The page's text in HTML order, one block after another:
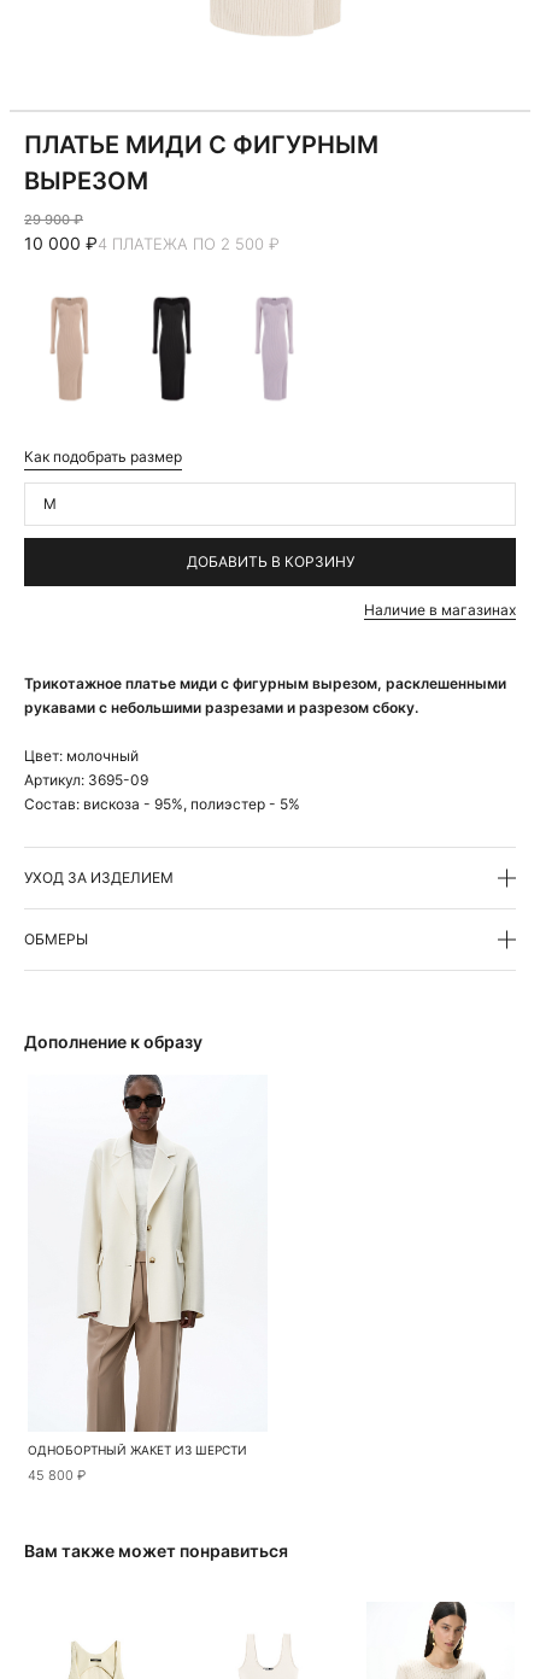
Трикотажное платье миди с фигурным вырезом, расклешенными
рукавами с небольшими разрезами и разрезом сбоку.
Цвет: молочный
Артикул: 3695-09
Состав: вискоза - 95%, полиэстер - 5%
УХОД ЗА ИЗДЕЛИЕМ
ОБМЕРЫ
ПЛАТЬЕ МИДИ С ФИГУРНЫМ
ВЫРЕЗОМ
29 900 ₽
10 000 ₽4 ПЛАТЕЖА ПО 2 500 ₽
Как подобрать размер
M
ДОБАВИТЬ В КОРЗИНУ
Наличие в магазинах
Дополнение к образу
ОДНОБОРТНЫЙ ЖАКЕТ ИЗ ШЕРСТИ
45 800 ₽
Вам также может понравиться